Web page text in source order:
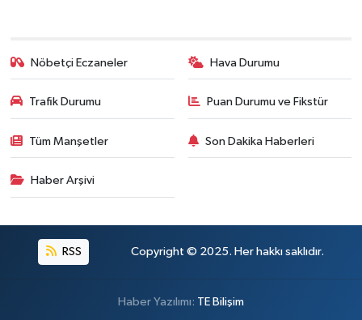
Nöbetçi Eczaneler Hava Durumu
Trafik Durumu Puan Durumu ve Fikstür
Tüm Manşetler Son Dakika Haberleri
Haber Arşivi
RSS Copyright © 2025. Her hakkı saklıdır.
Haber Yazılımı: TE Bilişim